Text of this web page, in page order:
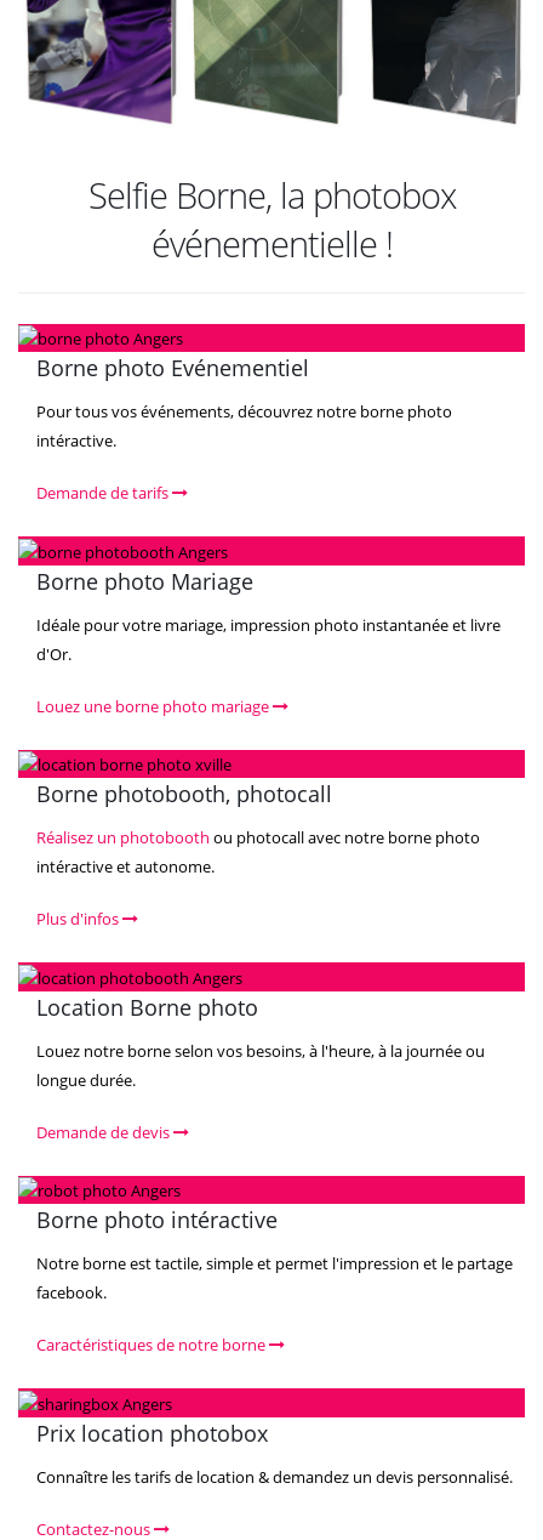
Selfie Borne, la photobox
événementielle !
Borne photo Evénementiel
Pour tous vos événements, découvrez notre borne photo
intéractive.
Demande de tarifs
Borne photo Mariage
Idéale pour votre mariage, impression photo instantanée et livre
d'Or.
Louez une borne photo mariage
Borne photobooth, photocall
Réalisez un photobooth ou photocall avec notre borne photo
intéractive et autonome.
Plus d'infos
Location Borne photo
Louez notre borne selon vos besoins, à l'heure, à la journée ou
longue durée.
Demande de devis
Borne photo intéractive
Notre borne est tactile, simple et permet l'impression et le partage
facebook.
Caractéristiques de notre borne
Prix location photobox
Connaître les tarifs de location & demandez un devis personnalisé.
Contactez-nous